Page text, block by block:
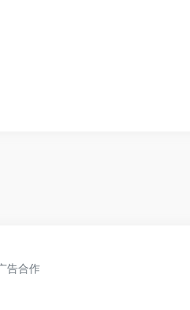
告合作